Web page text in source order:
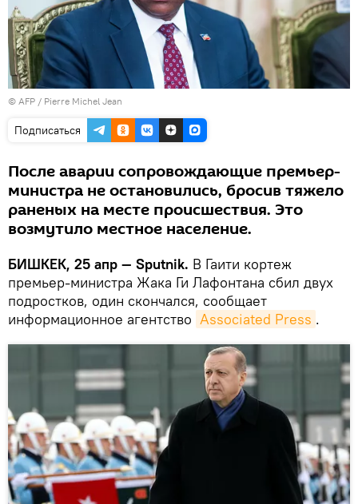
© AFP / Pierre Michel Jean
Подписаться
После аварии сопровождающие премьер-
министра не остановились, бросив тяжело
раненых на месте происшествия. Это
возмутило местное население.
БИШКЕК, 25 апр — Sputnik. В Гаити кортеж
премьер-министра Жака Ги Лафонтана сбил двух
подростков, один скончался, сообщает
информационное агентство Associated Press .